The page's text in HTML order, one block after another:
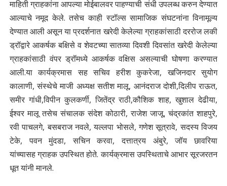
माहिती ग्राहकांना आपल्या मोईबालवर पाहण्याची संधी उपलब्ध करुन देण्यात
आल्याचे नमूद केले. तसेच काही स्टॉल्स सामाजिक संघटनांना विनामूल्य
देण्यात आली असून या प्रदर्शनात खरेदी केलेल्या ग्राहकांसाठी दररोज लकी
ड्रॉद्वारे आकर्षक बक्षिसे व शेवटच्या सातव्या दिवशी दिवसांत खरेदी केलेल्या
ग्राहकांसाठी वंपर ड्रॉमध्ये आकर्षकवक्षिस असल्याची घोषणा करण्यात
आली.या कार्यक्रमास सह सचिव हरीश कुकरेजा, खजिनदार सुयोग
कालाणी, संस्थेचे माजी अध्यक्ष सतीश मालू, आनंदराज दोशी,दिलीप राऊत,
समीर गांधी,विपीन कुलकर्णी, जितेंद्र राठी,कौशिक शाह, खुशाल देढीया,
ईश्वर मालू तसेच संचालक संदेशकोठारी, राजेश जाजू, चंद्रकांत शाहपुरे,
रवी पाचलगे, बसबराज नवले, यल्लपा भोसले, गणेशसूत्रावे, सदस्य विजय
टेके, पवन मुंदडा, सचिन करवा, दत्तात्रय अंबुरे, जॉय छावरिया
यांच्यासहग्राहक उपस्थित होते. कार्यक्रमास उपस्थिताचे आभार सूरजरतन
धूत यांनी मानले.